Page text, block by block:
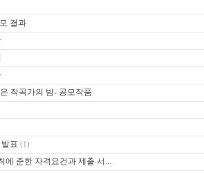
결과
작곡가의 밤- 공모작품
표 (1)
에 준한 자격요건과 제출 서...